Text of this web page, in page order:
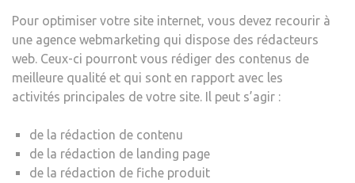
Pour optimiser votre site internet, vous devez recourir à
une agence webmarketing qui dispose des rédacteurs
web. Ceux-ci pourront vous rédiger des contenus de
meilleure qualité et qui sont en rapport avec les
activités principales de votre site. Il peut s’agir :
de la rédaction de contenu
de la rédaction de landing page
de la rédaction de fiche produit